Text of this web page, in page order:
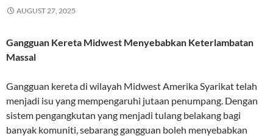
AUGUST 27, 2025
Gangguan Kereta Midwest Menyebabkan Keterlambatan
Massal
Gangguan kereta di wilayah Midwest Amerika Syarikat telah
menjadi isu yang mempengaruhi jutaan penumpang. Dengan
sistem pengangkutan yang menjadi tulang belakang bagi
banyak komuniti, sebarang gangguan boleh menyebabkan